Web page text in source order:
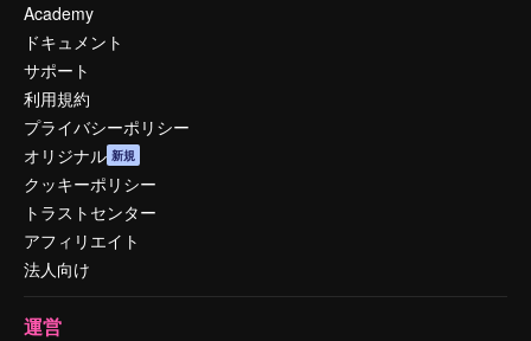
Academy
ドキュメント
サポート
利用規約
プライバシーポリシー
オリジナル 新規
クッキーポリシー
トラストセンター
アフィリエイト
法人向け
運営